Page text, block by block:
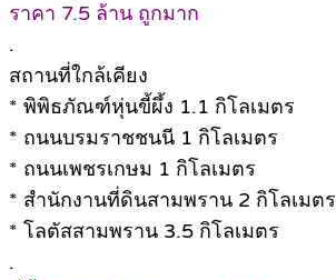
ราคา 7.5 ล้าน ถูกมาก
.
สถานที่ใกล้เคียง
* พิพิธภัณฑ์หุ่นขี้ผึ้ง 1.1 กิโลเมตร
* ถนนบรมราชชนนี 1 กิโลเมตร
* ถนนเพชรเกษม 1 กิโลเมตร
* สำนักงานที่ดินสามพราน 2 กิโลเมตร
* โลตัสสามพราน 3.5 กิโลเมตร
.